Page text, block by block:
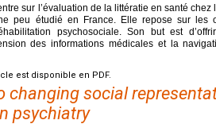
sur l’évaluation de la littératie en santé
peu étudié en France. Elle repose sur les
psychosociale. Son but est
des informations médicales et la
est disponible en PDF.
changing social
psychiatry